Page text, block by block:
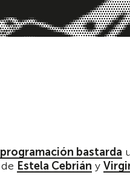
programación bastarda
de Estela Cebrián y